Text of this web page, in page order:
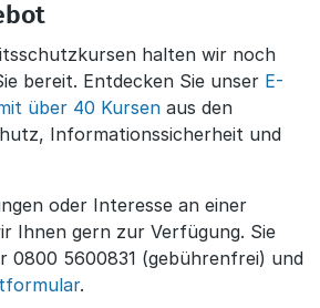
halten wir noch
bereit. Entdecken Sie unser E-
über 40 Kursen aus den
Informationssicherheit und
oder Interesse an einer
Ihnen gern zur Verfügung. Sie
0800 5600831 (gebührenfrei) und
.